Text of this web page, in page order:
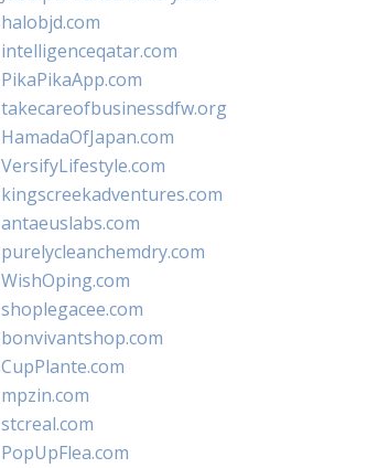
halobjd.com
intelligenceqatar.com
PikaPikaApp.com
takecareofbusinessdfw.org
HamadaOfJapan.com
VersifyLifestyle.com
kingscreekadventures.com
antaeuslabs.com
purelycleanchemdry.com
WishOping.com
shoplegacee.com
bonvivantshop.com
CupPlante.com
mpzin.com
stcreal.com
PopUpFlea.com